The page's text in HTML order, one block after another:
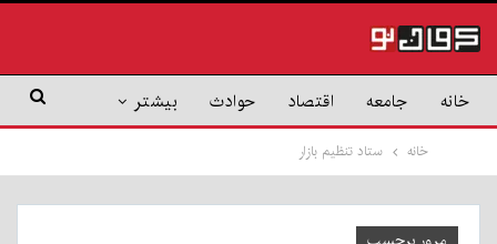
خانه جامعه اقتصاد حوادث بیشتر
خانه ستاد تنظیم بازار